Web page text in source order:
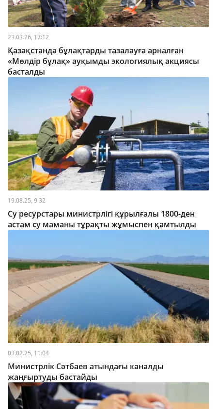
23.03.26, 17:12
Қазақстанда бұлақтарды тазалауға арналған
«Мөлдір бұлақ» ауқымды экологиялық акциясы
басталды
19.08.25, 9:32
Су ресурстары министрлігі құрылғалы 1800-ден
астам су маманы тұрақты жұмыспен қамтылды
03.02.25, 11:04
Министрлік Сәтбаев атындағы каналды
жаңғыртуды бастайды